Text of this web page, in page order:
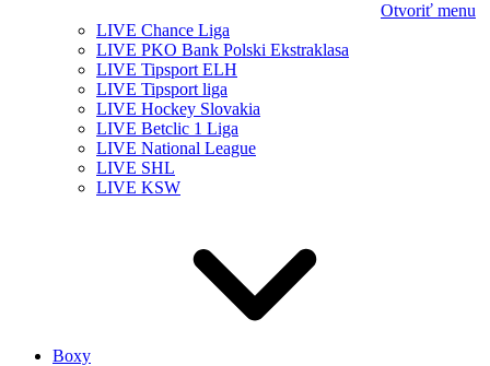
Otvoriť menu
LIVE Chance Liga
LIVE PKO Bank Polski Ekstraklasa
LIVE Tipsport ELH
LIVE Tipsport liga
LIVE Hockey Slovakia
LIVE Betclic 1 Liga
LIVE National League
LIVE SHL
LIVE KSW
Boxy